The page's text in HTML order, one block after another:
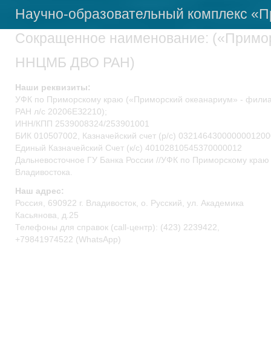
Научно-образовательный комплекс
Сокращенное наименование:
ННЦМБ ДВО РАН)
Наши реквизиты:
УФК по Приморскому краю («Приморский океанариум» -
РАН л/c 20206ЕЗ2210);
ИНН/КПП 2539008324/253901001
БИК 010507002, Казначейский счет (р/c)
Единый Казначейский Счет (к/с) 40102810545370000012
Дальневосточное ГУ Банка России //УФК по Приморскому краю
Владивостока.
Наш адрес:
Россия, 690922 г. Владивосток, о. Русский, ул. Академика
Касьянова, д.25
Телефоны для справок (call-центр): (423) 2239422,
+79841974522 (WhatsApp)